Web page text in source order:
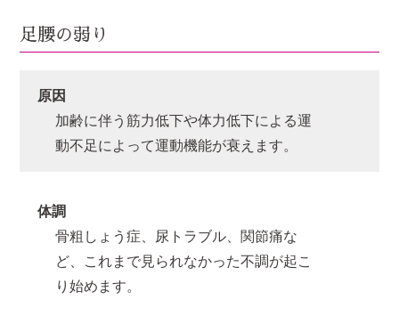
足腰の弱り
原因
加齢に伴う筋力低下や体力低下による運
動不足によって運動機能が衰えます。
体調
骨粗しょう症、尿トラブル、関節痛な
ど、これまで見られなかった不調が起こ
り始めます。